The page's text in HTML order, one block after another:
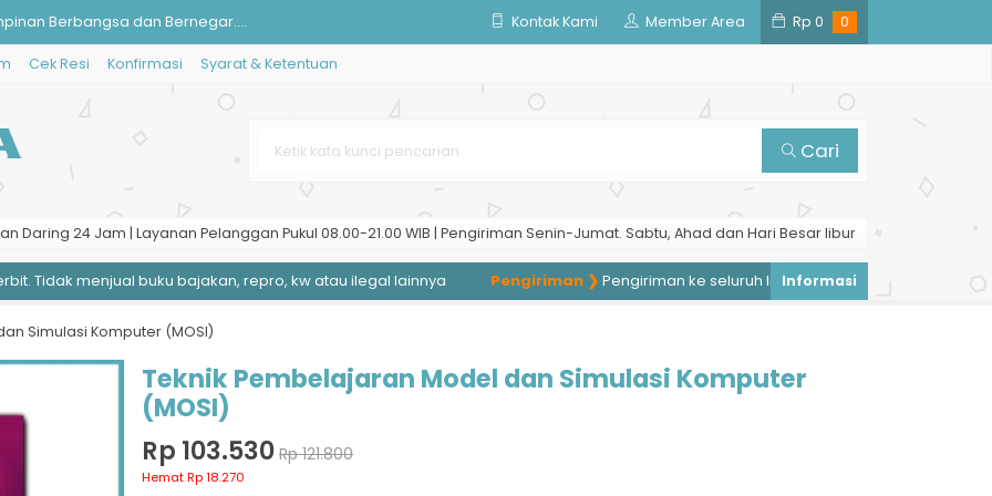
Berbangsa dan Bernegar....
2; Aksi Sepihak PKI/BTI ....
Industri, Batubara, dan M....
Membongkar Mitos-Mitos Zi....
Tagore, Raffles, dan ....
Kontak Kami Member Area Rp 0 0
Cek Resi Konfirmasi Syarat & Ketentuan
Cari
Daring 24 Jam | Layanan Pelanggan Pukul 08.00-21.00 WIB | Pengiriman Senin-Jumat. Sabtu, Ahad dan Hari Besar libur
Tidak menjual buku bajakan, repro, kw atau ilegal lainnya Pengiriman ❯Pengiriman ke seluruh Indonesia, pengiriman ke luar
Simulasi Komputer (MOSI)
Teknik Pembelajaran Model dan Simulasi Komputer
(MOSI)
Rp 103.530 Rp 121.800
Hemat Rp 18.270